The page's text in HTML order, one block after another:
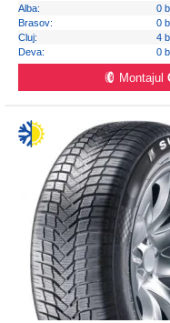
Alba:
0
Brasov:
0
Cluj:
4
Deva:
0
Montajul